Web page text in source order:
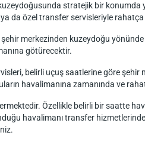
stratejik bir konumda
ya da özel transfer servisleriyle
şehir merkezinden kuzeydoğu
götürecektir.
belirli uçuş saatlerine göre
havalimanına zamanında ve
Özellikle belirli bir saatte
havalimanı transfer